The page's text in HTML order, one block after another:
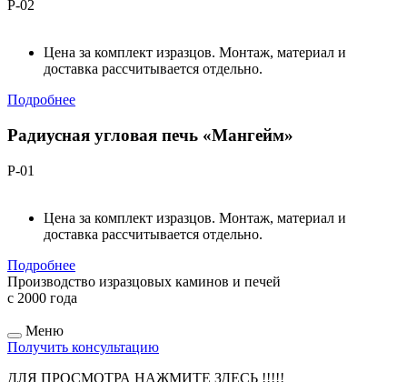
Р-02
Цена за комплект изразцов. Монтаж, материал и
доставка рассчитывается отдельно.
Подробнее
Радиусная угловая печь «Мангейм»
Р-01
Цена за комплект изразцов. Монтаж, материал и
доставка рассчитывается отдельно.
Подробнее
Производство изразцовых каминов и печей
с 2000 года
Меню
Получить консультацию
ДЛЯ ПРОСМОТРА НАЖМИТЕ ЗДЕСЬ !!!!!